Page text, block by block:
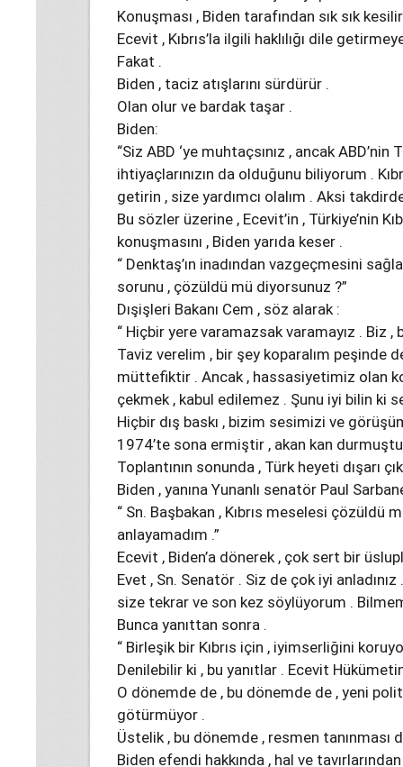
Konuşması , Biden tarafından sık sık
Ecevit , Kıbrıs’la ilgili haklılığı dile
Fakat .
Biden , taciz atışlarını sürdürür .
Olan olur ve bardak taşar .
Biden:
“Siz ABD ‘ye muhtaçsınız , ancak ABD’nin
ihtiyaçlarınızın da olduğunu biliyorum .
getirin , size yardımcı olalım . Aksi
Bu sözler üzerine , Ecevit’in , Türkiye’nin
konuşmasını , Biden yarıda keser .
“ Denktaş’ın inadından vazgeçmesini
sorunu , çözüldü mü diyorsunuz ?”
Dışişleri Bakanı Cem , söz alarak :
“ Hiçbir yere varamazsak varamayız . Biz
Taviz verelim , bir şey koparalım peşinde
müttefiktir . Ancak , hassasiyetimiz olan
çekmek , kabul edilemez . Şunu iyi bilin ki
Hiçbir dış baskı , bizim sesimizi ve
1974’te sona ermiştir , akan kan
Toplantının sonunda , Türk heyeti dışarı
Biden , yanına Yunanlı senatör Paul
“ Sn. Başbakan , Kıbrıs meselesi çözüldü
anlayamadım .”
Ecevit , Biden’a dönerek , çok sert bir
Evet , Sn. Senatör . Siz de çok iyi
size tekrar ve son kez söylüyorum .
Bunca yanıttan sonra .
“ Birleşik bir Kıbrıs için , iyimserliğini
Denilebilir ki , bu yanıtlar . Ecevit
O dönemde de , bu dönemde de , yeni
götürmüyor .
Üstelik , bu dönemde , resmen tanınması
Biden efendi hakkında , hal ve